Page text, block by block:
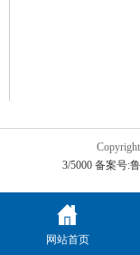
3/5000 备案号:
网站首页